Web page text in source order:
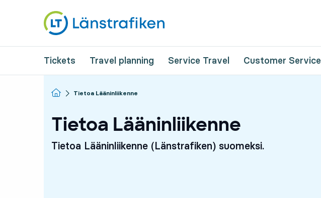
Tickets Travel planning Service Travel Customer Service
Homepage
Tietoa Lääninliikenne
Tietoa Lääninliikenne
Tietoa Lääninliikenne (Länstrafiken) suomeksi.